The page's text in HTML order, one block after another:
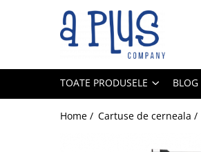
Toate Produsele
Cartuse toner
TOATE PRODUSELE BLOG
Home / Cartuse de cerneala /